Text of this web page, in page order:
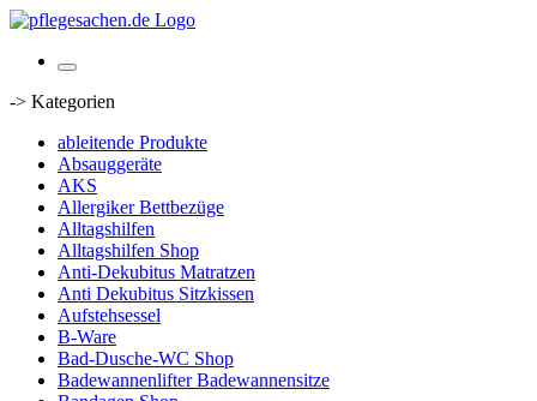
-> Kategorien
ableitende Produkte
Absauggeräte
AKS
Allergiker Bettbezüge
Alltagshilfen
Alltagshilfen Shop
Anti-Dekubitus Matratzen
Anti Dekubitus Sitzkissen
Aufstehsessel
B-Ware
Bad-Dusche-WC Shop
Badewannenlifter Badewannensitze